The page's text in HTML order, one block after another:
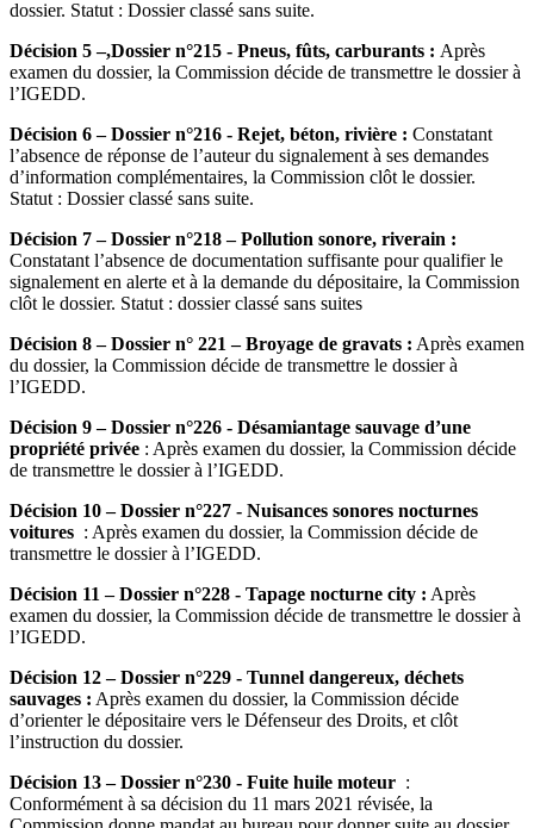
dossier. Statut : Dossier classé sans suite.
Décision 5 –,Dossier n°215 - Pneus, fûts, carburants : Après
examen du dossier, la Commission décide de transmettre le dossier à
l’IGEDD.
Décision 6 – Dossier n°216 - Rejet, béton, rivière : Constatant
l’absence de réponse de l’auteur du signalement à ses demandes
d’information complémentaires, la Commission clôt le dossier.
Statut : Dossier classé sans suite.
Décision 7 – Dossier n°218 – Pollution sonore, riverain :
Constatant l’absence de documentation suffisante pour qualifier le
signalement en alerte et à la demande du dépositaire, la Commission
clôt le dossier. Statut : dossier classé sans suites
Décision 8 – Dossier n° 221 – Broyage de gravats : Après examen
du dossier, la Commission décide de transmettre le dossier à
l’IGEDD.
Décision 9 – Dossier n°226 - Désamiantage sauvage d’une
propriété privée : Après examen du dossier, la Commission décide
de transmettre le dossier à l’IGEDD.
Décision 10 – Dossier n°227 - Nuisances sonores nocturnes
voitures : Après examen du dossier, la Commission décide de
transmettre le dossier à l’IGEDD.
Décision 11 – Dossier n°228 - Tapage nocturne city : Après
examen du dossier, la Commission décide de transmettre le dossier à
l’IGEDD.
Décision 12 – Dossier n°229 - Tunnel dangereux, déchets
sauvages : Après examen du dossier, la Commission décide
d’orienter le dépositaire vers le Défenseur des Droits, et clôt
l’instruction du dossier.
Décision 13 – Dossier n°230 - Fuite huile moteur :
Conformément à sa décision du 11 mars 2021 révisée, la